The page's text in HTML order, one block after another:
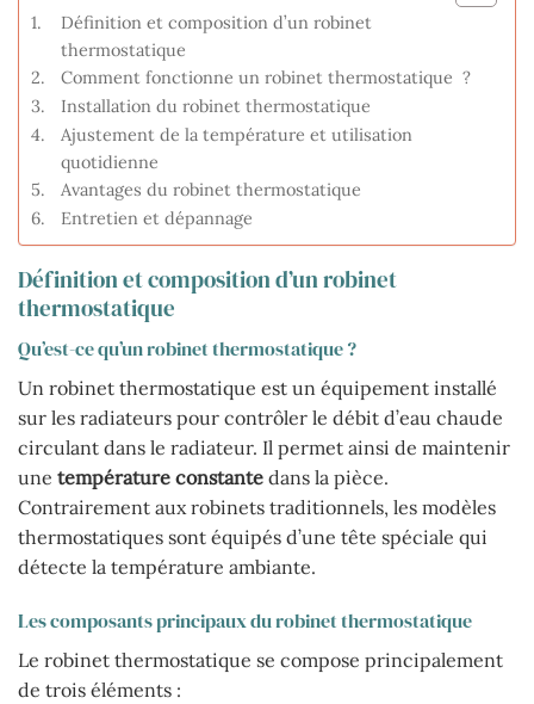
Définition et composition d’un robinet
thermostatique
Comment fonctionne un robinet thermostatique ?
Installation du robinet thermostatique
Ajustement de la température et utilisation
quotidienne
Avantages du robinet thermostatique
Entretien et dépannage
Définition et composition d’un robinet
thermostatique
Qu’est-ce qu’un robinet thermostatique ?
Un robinet thermostatique est un équipement installé
sur les radiateurs pour contrôler le débit d’eau chaude
circulant dans le radiateur. Il permet ainsi de maintenir
une température constante dans la pièce.
Contrairement aux robinets traditionnels, les modèles
thermostatiques sont équipés d’une tête spéciale qui
détecte la température ambiante.
Les composants principaux du robinet thermostatique
Le robinet thermostatique se compose principalement
de trois éléments :